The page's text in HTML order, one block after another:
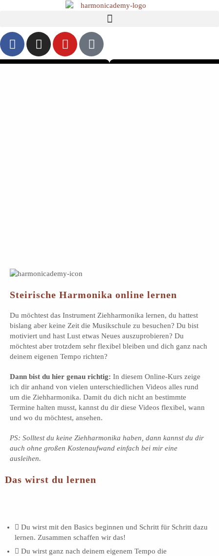
Steirische Harmonika online lernen
Du möchtest das Instrument Ziehharmonika lernen, du hattest
bislang aber keine Zeit die Musikschule zu besuchen? Du bist
motiviert und hast Lust etwas Neues auszuprobieren? Du
möchtest aber trotzdem sehr flexibel bleiben und dich ganz nach
deinem eigenen Tempo richten?
Dann bist du hier genau richtig: In diesem Online-Kurs zeige
ich dir anhand von vielen unterschiedlichen Videos alles rund
um die Ziehharmonika. Damit du dich nicht an bestimmte
Termine halten musst, kannst du dir diese Videos flexibel, wann
und wo du möchtest, ansehen.
PS: Solltest du keine Ziehharmonika haben, dann kannst du dir
auch ohne großen Kostenaufwand einfach bei mir eine
ausleihen.
Das wirst du lernen
Du wirst mit den Basics beginnen und Schritt für Schritt dazu
lernen. Zusammen schaffen wir das!
Du wirst ganz nach deinem eigenem Tempo die